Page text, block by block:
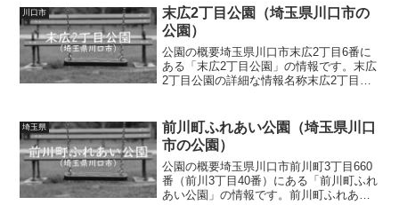
具滑り台、ベンチトイレの有無なし車椅
子対応 トイ...
川口市
末広2丁目公園（埼玉県川口市の
公園）
公園の概要埼玉県川口市末広2丁目6番に
ある「末広2丁目公園」の情報です。末広
2丁目公園の詳細な情報名称末広2丁目公
具（滑り台、ロープ遊具、アスレチック
遊具）、滑り台、...
埼玉県
前川町ふれあい公園（埼玉県川口
市の公園）
公園の概要埼玉県川口市前川町3丁目660
番（前川3丁目40番）にある「前川町ふれ
あい公園」の情報です。前川町ふれあい